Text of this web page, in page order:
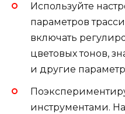
Используйте
параметров
включать
цветовых тонов,
и другие
инструментами.